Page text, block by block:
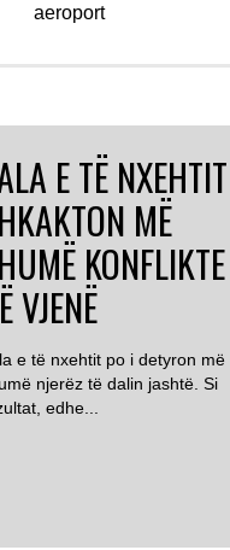
aeroport
E TË NXEHTIT
MË
KONFLIKTE
VJENË
e të nxehtit po i detyron më
njerëz të dalin jashtë. Si
edhe...